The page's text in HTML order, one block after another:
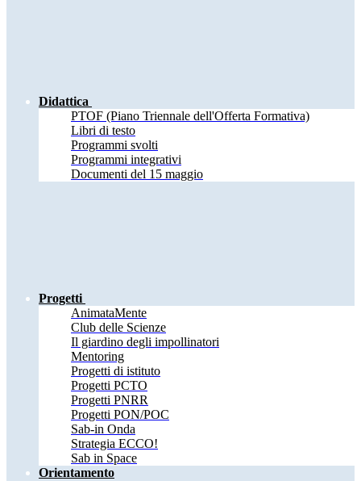
Didattica
PTOF (Piano Triennale dell'Offerta Formativa)
Libri di testo
Programmi svolti
Programmi integrativi
Documenti del 15 maggio
Progetti
AnimataMente
Club delle Scienze
Il giardino degli impollinatori
Mentoring
Progetti di istituto
Progetti PCTO
Progetti PNRR
Progetti PON/POC
Sab-in Onda
Strategia ECCO!
Sab in Space
Orientamento